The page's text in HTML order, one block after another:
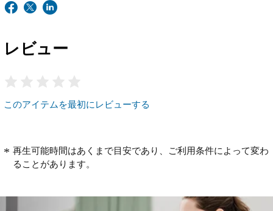
レビュー
このアイテムを最初にレビューする
再生可能時間はあくまで目安であり、ご利用条件によって変わ
ることがあります。